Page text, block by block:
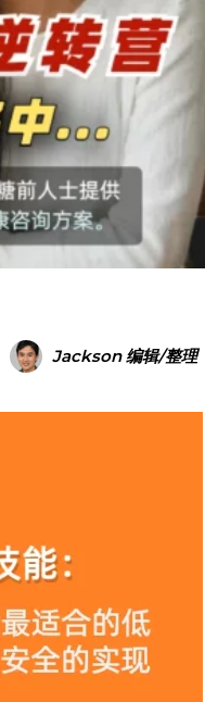
Jackson 编辑/整理